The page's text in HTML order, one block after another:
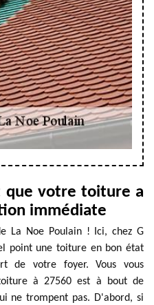
que votre toiture a
immédiate
La Noe Poulain ! Ici, chez G
point une toiture en bon état
de votre foyer. Vous vous
à 27560 est à bout de
ne trompent pas. D'abord, si